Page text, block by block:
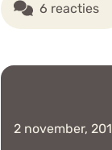
6 reacties
2 november,